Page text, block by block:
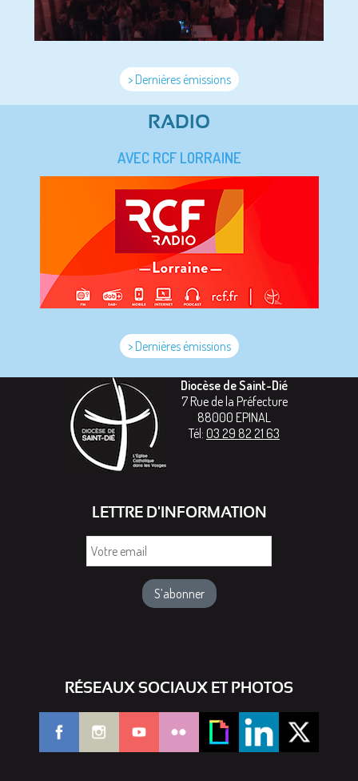
> Dernières émissions
RADIO
AVEC RCF LORRAINE
> Dernières émissions
Diocèse de Saint-Dié
7 Rue de la Préfecture
88000 EPINAL
Tél: 03 29 82 21 63
LETTRE D'INFORMATION
RÉSEAUX SOCIAUX ET PHOTOS